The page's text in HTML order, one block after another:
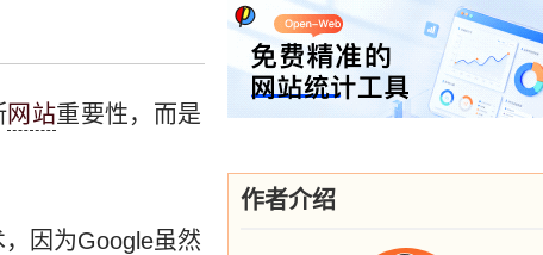
网站重要性，而是
因为Google虽然
作者介绍